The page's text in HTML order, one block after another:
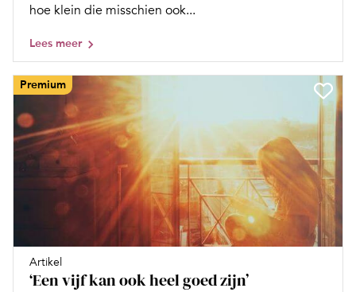
hoe klein die misschien ook...
Lees meer
Premium
Artikel
‘Een vijf kan ook heel goed zijn’